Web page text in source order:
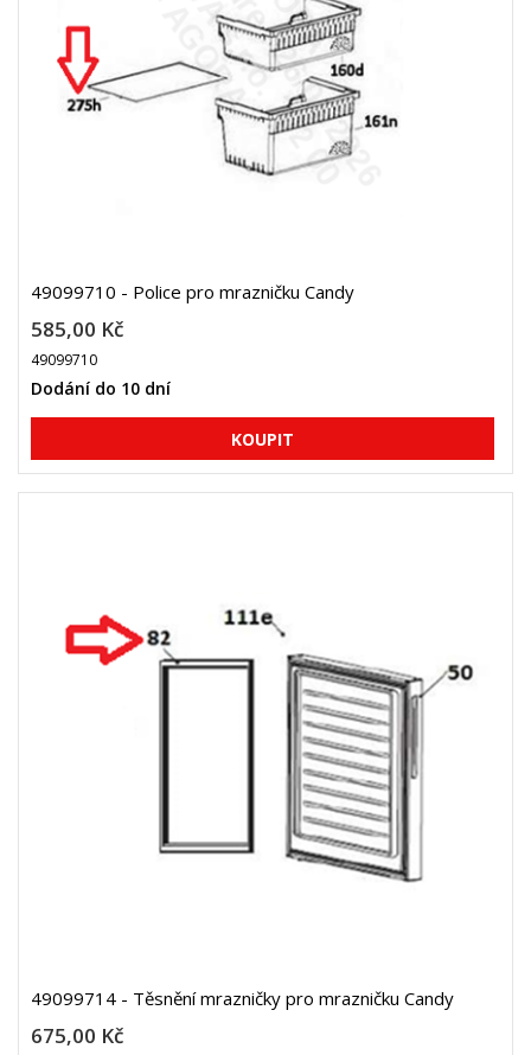
49099710 - Police pro mrazničku Candy
585,00 Kč
49099710
Dodání do 10 dní
49099714 - Těsnění mrazničky pro mrazničku Candy
675,00 Kč